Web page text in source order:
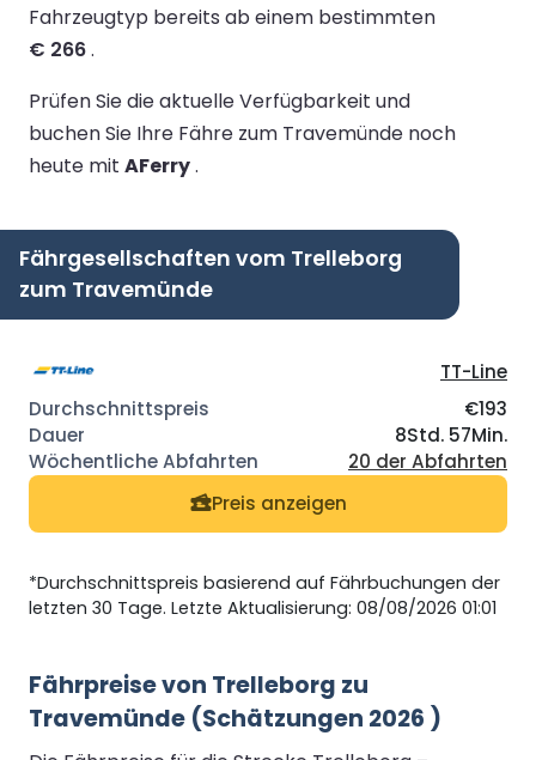
Fahrzeugtyp bereits ab einem bestimmten
€ 266.
Prüfen Sie die aktuelle Verfügbarkeit und
buchen Sie Ihre Fähre zum Travemünde noch
heute mit AFerry.
Fährgesellschaften vom Trelleborg
zum Travemünde
TT-Line
€193
8Std. 57Min.
20 der Abfahrten
Preis anzeigen
*Durchschnittspreis basierend auf Fährbuchungen der
letzten 30 Tage. Letzte Aktualisierung: 08/08/2026 01:01
Fährpreise von Trelleborg zu
Travemünde (Schätzungen 2026 )